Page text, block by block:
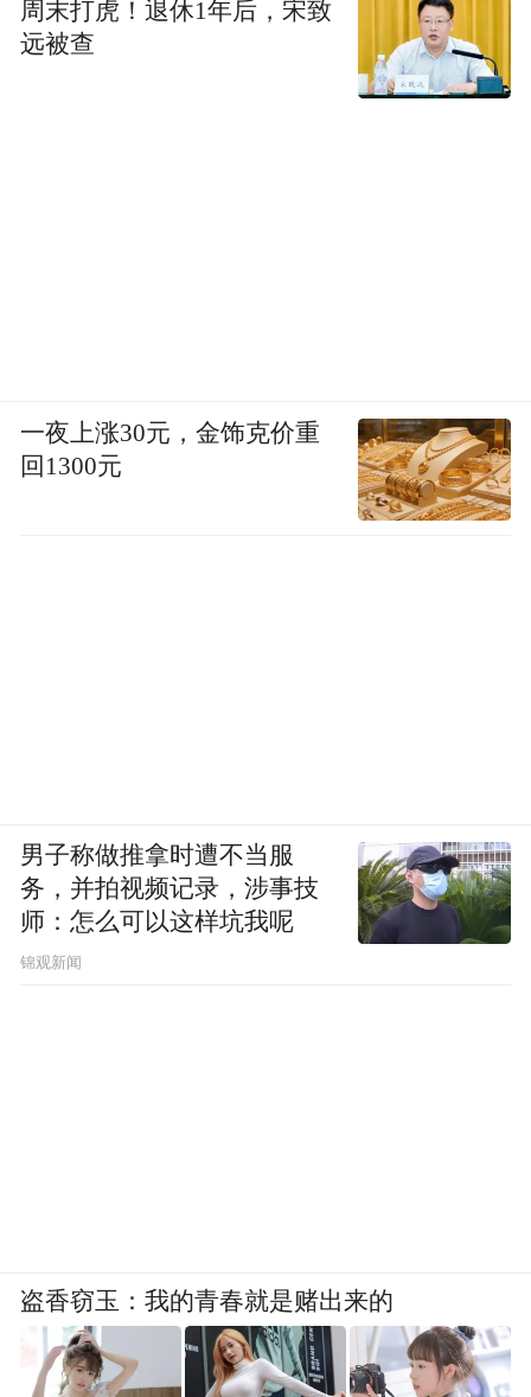
周末打虎！退休1年后，宋致
远被查
一夜上涨30元，金饰克价重
回1300元
男子称做推拿时遭不当服
务，并拍视频记录，涉事技
师：怎么可以这样坑我呢
锦观新闻
盗香窃玉：我的青春就是赌出来的